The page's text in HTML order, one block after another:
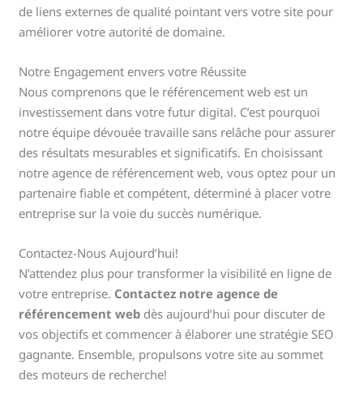
de liens externes de qualité pointant vers votre site pour
améliorer votre autorité de domaine.
Notre Engagement envers votre Réussite
Nous comprenons que le référencement web est un
investissement dans votre futur digital. C’est pourquoi
notre équipe dévouée travaille sans relâche pour assurer
des résultats mesurables et significatifs. En choisissant
notre agence de référencement web, vous optez pour un
partenaire fiable et compétent, déterminé à placer votre
entreprise sur la voie du succès numérique.
Contactez-Nous Aujourd’hui!
N’attendez plus pour transformer la visibilité en ligne de
votre entreprise. Contactez notre agence de
référencement web dès aujourd’hui pour discuter de
vos objectifs et commencer à élaborer une stratégie SEO
gagnante. Ensemble, propulsons votre site au sommet
des moteurs de recherche!